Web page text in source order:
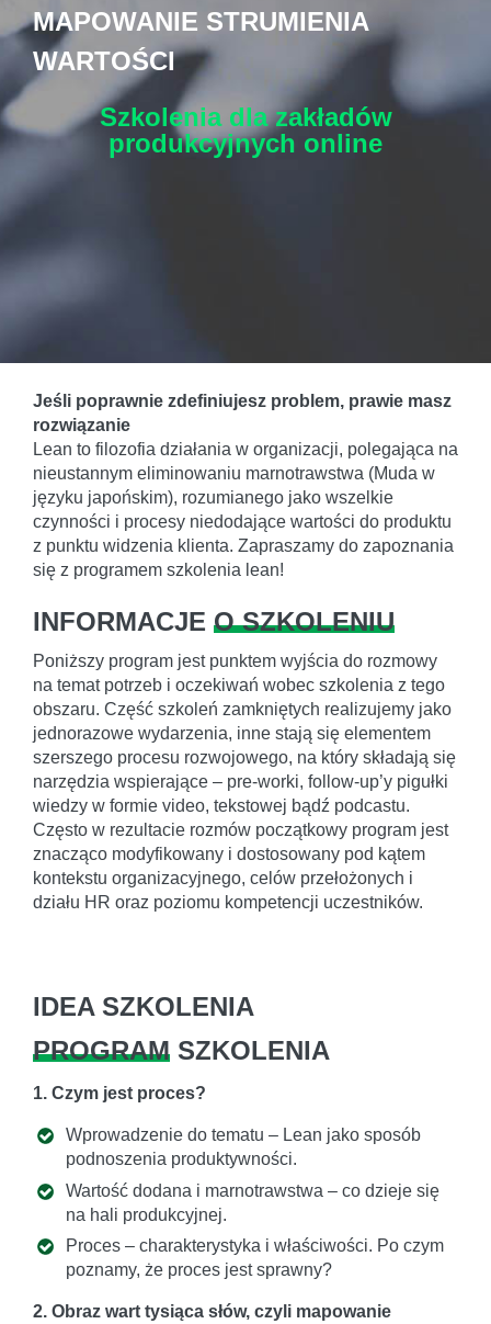
MAPOWANIE STRUMIENIA
WARTOŚCI
Szkolenia dla zakładów
produkcyjnych online
Jeśli poprawnie zdefiniujesz problem, prawie masz
rozwiązanie
Lean to filozofia działania w organizacji, polegająca na
nieustannym eliminowaniu marnotrawstwa (Muda w
języku japońskim), rozumianego jako wszelkie
czynności i procesy niedodające wartości do produktu
z punktu widzenia klienta. Zapraszamy do zapoznania
się z programem szkolenia lean!
INFORMACJE O SZKOLENIU
Poniższy program jest punktem wyjścia do rozmowy
na temat potrzeb i oczekiwań wobec szkolenia z tego
obszaru. Część szkoleń zamkniętych realizujemy jako
jednorazowe wydarzenia, inne stają się elementem
szerszego procesu rozwojowego, na który składają się
narzędzia wspierające – pre-worki, follow-up’y pigułki
wiedzy w formie video, tekstowej bądź podcastu.
Często w rezultacie rozmów początkowy program jest
znacząco modyfikowany i dostosowany pod kątem
kontekstu organizacyjnego, celów przełożonych i
działu HR oraz poziomu kompetencji uczestników.
IDEA SZKOLENIA
PROGRAM SZKOLENIA
1. Czym jest proces?
Wprowadzenie do tematu – Lean jako sposób
podnoszenia produktywności.
Wartość dodana i marnotrawstwa – co dzieje się
na hali produkcyjnej.
Proces – charakterystyka i właściwości. Po czym
poznamy, że proces jest sprawny?
2. Obraz wart tysiąca słów, czyli mapowanie